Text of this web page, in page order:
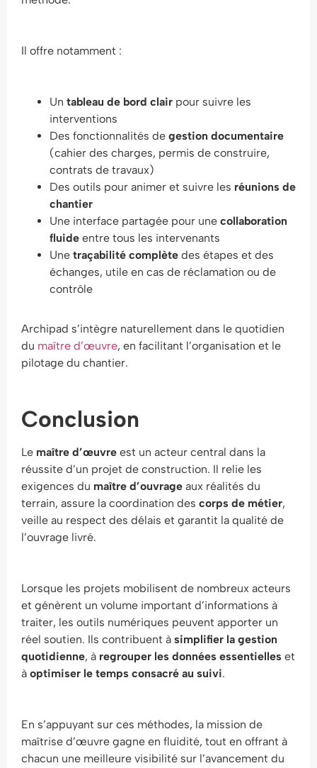
Il offre notamment :
Un tableau de bord clair pour suivre les
interventions
Des fonctionnalités de gestion documentaire
(cahier des charges, permis de construire,
contrats de travaux)
Des outils pour animer et suivre les réunions de
chantier
Une interface partagée pour une collaboration
fluide entre tous les intervenants
Une traçabilité complète des étapes et des
échanges, utile en cas de réclamation ou de
contrôle
Archipad s’intègre naturellement dans le quotidien
du maître d’œuvre, en facilitant l’organisation et le
pilotage du chantier.
Conclusion
Le maître d’œuvre est un acteur central dans la
réussite d’un projet de construction. Il relie les
exigences du maître d’ouvrage aux réalités du
terrain, assure la coordination des corps de métier,
veille au respect des délais et garantit la qualité de
l’ouvrage livré.
Lorsque les projets mobilisent de nombreux acteurs
et génèrent un volume important d’informations à
traiter, les outils numériques peuvent apporter un
réel soutien. Ils contribuent à simplifier la gestion
quotidienne, à regrouper les données essentielles et
à optimiser le temps consacré au suivi.
En s’appuyant sur ces méthodes, la mission de
maîtrise d’œuvre gagne en fluidité, tout en offrant à
chacun une meilleure visibilité sur l’avancement du